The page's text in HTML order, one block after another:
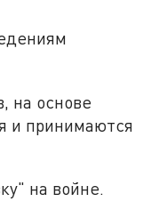
на основе
и принимаются
на войне.